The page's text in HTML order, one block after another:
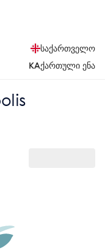
საქართველო
KAქართული ენა